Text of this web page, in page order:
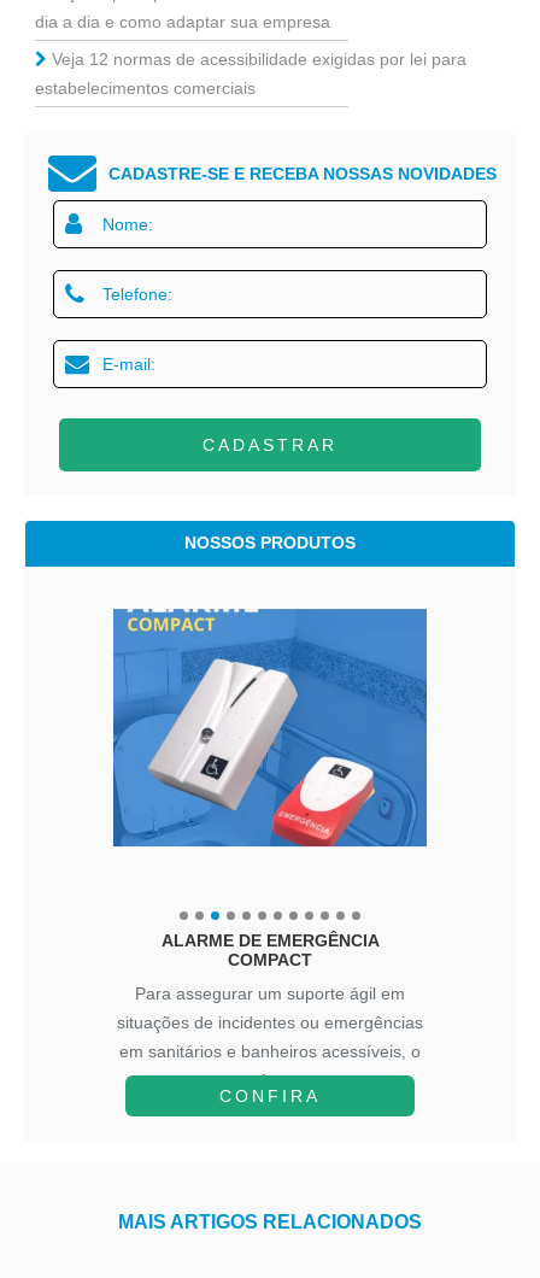
dia a dia e como adaptar sua empresa
Veja 12 normas de acessibilidade exigidas por lei para
estabelecimentos comerciais
CADASTRE-SE E RECEBA NOSSAS NOVIDADES
CADASTRAR
NOSSOS PRODUTOS
ALARME DE EMERGÊNCIA
COMPACT
Para assegurar um suporte ágil em
situações de incidentes ou emergências
em sanitários e banheiros acessíveis, o
A...
CONFIRA
MAIS ARTIGOS RELACIONADOS